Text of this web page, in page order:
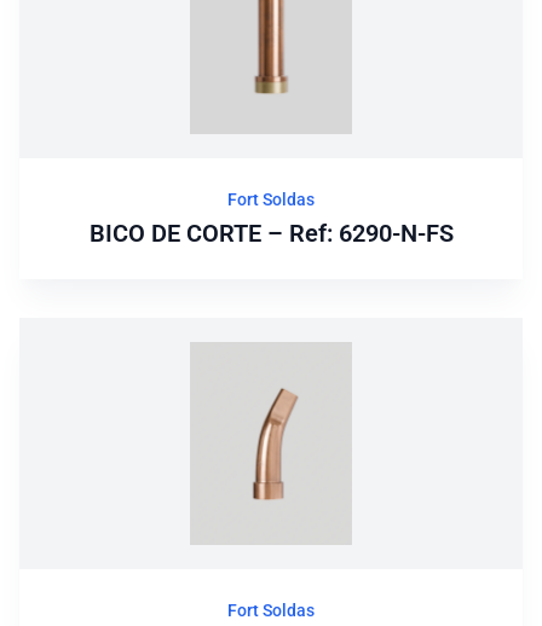
Fort Soldas
BICO DE CORTE – Ref: 6290-N-FS
Fort Soldas